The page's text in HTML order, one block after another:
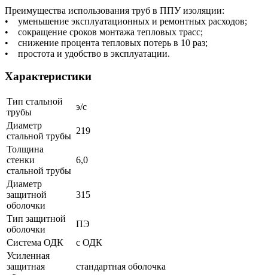
Преимущества использования труб в ППУ изоляции:
• уменьшение эксплуатационных и ремонтных расходов;
• сокращение сроков монтажа тепловых трасс;
• снижение процента тепловых потерь в 10 раз;
• простота и удобство в эксплуатации.
Характеристики
Тип стальной
трубы
э/с
Диаметр
стальной трубы
219
Толщина
стенки
стальной трубы
6,0
Диаметр
защитной
оболочки
315
Тип защитной
оболочки
ПЭ
Система ОДК
с ОДК
Усиленная
защитная
стандартная оболочка